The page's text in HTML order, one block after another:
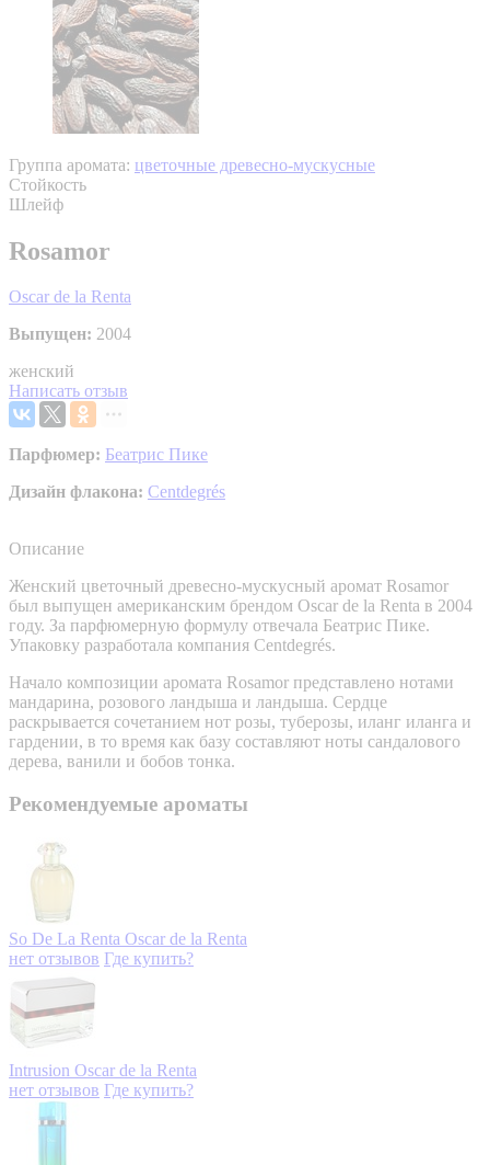
Группа аромата: цветочные древесно-мускусные
Стойкость
Шлейф
Rosamor
Oscar de la Renta
Выпущен: 2004
женский
Написать отзыв
Парфюмер: Беатрис Пике
Дизайн флакона: Centdegrés
Описание
Женский цветочный древесно-мускусный аромат Rosamor
был выпущен американским брендом Oscar de la Renta в 2004
году. За парфюмерную формулу отвечала Беатрис Пике.
Упаковку разработала компания Centdegrés.
Начало композиции аромата Rosamor представлено нотами
мандарина, розового ландыша и ландыша. Сердце
раскрывается сочетанием нот розы, туберозы, иланг иланга и
гардении, в то время как базу составляют ноты сандалового
дерева, ванили и бобов тонка.
Рекомендуемые ароматы
So De La Renta Oscar de la Renta
нет отзывов Где купить?
Intrusion Oscar de la Renta
нет отзывов Где купить?